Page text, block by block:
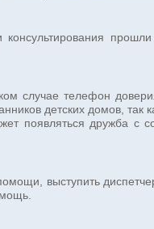
консультирования
случае телефон
детских домов,
появляться дружба
выступить